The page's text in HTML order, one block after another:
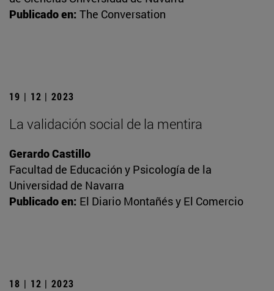
Publicado en: The Conversation
19 | 12 | 2023
La validación social de la mentira
Gerardo Castillo
Facultad de Educación y Psicología de la
Universidad de Navarra
Publicado en: El Diario Montañés y El Comercio
18 | 12 | 2023